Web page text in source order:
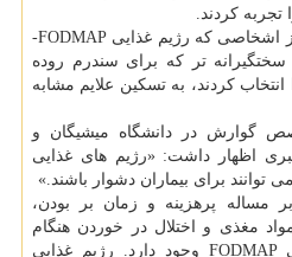
کردند.
فقط تعداد کمی بیشتر (۸۲٪) از اشخاصی که رژیم غذایی FODMAP-
تر که برای سندرم روده
کردند، به تسکین علایم مشابه
گوارش در دانشگاه میشیگان و
اظهار داشت: «رژیم های غذایی
مساله پرهزینه و زمان بر بودن،
مغذی و اختلال در خوردن هنگام
امتحان کردن یک رژیم غذایی FODMAP وجود دارد. رژیم غذایی